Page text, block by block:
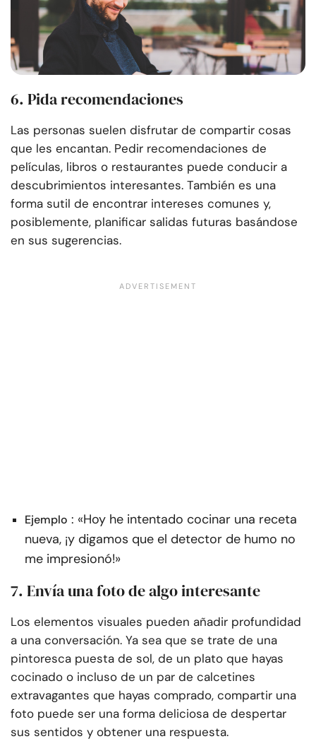
6. Pida recomendaciones
Las personas suelen disfrutar de compartir cosas
que les encantan. Pedir recomendaciones de
películas, libros o restaurantes puede conducir a
descubrimientos interesantes. También es una
forma sutil de encontrar intereses comunes y,
posiblemente, planificar salidas futuras basándose
en sus sugerencias.
Ejemplo : «Hoy he intentado cocinar una receta
nueva, ¡y digamos que el detector de humo no
me impresionó!»
7. Envía una foto de algo interesante
Los elementos visuales pueden añadir profundidad
a una conversación. Ya sea que se trate de una
pintoresca puesta de sol, de un plato que hayas
cocinado o incluso de un par de calcetines
extravagantes que hayas comprado, compartir una
foto puede ser una forma deliciosa de despertar
sus sentidos y obtener una respuesta.